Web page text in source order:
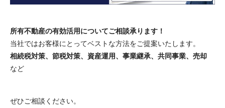
所有不動産の有効活用についてご相談承ります！
当社ではお客様にとってベストな方法をご提案いたします。
相続税対策、節税対策、資産運用、事業継承、共同事業、売却
など
ぜひご相談ください。